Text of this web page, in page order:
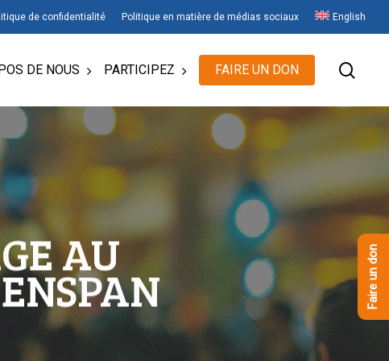
de confidentialité Politique en matière de médias sociaux English
DE NOUS PARTICIPEZ FAIRE UN DON
AU Faire un don